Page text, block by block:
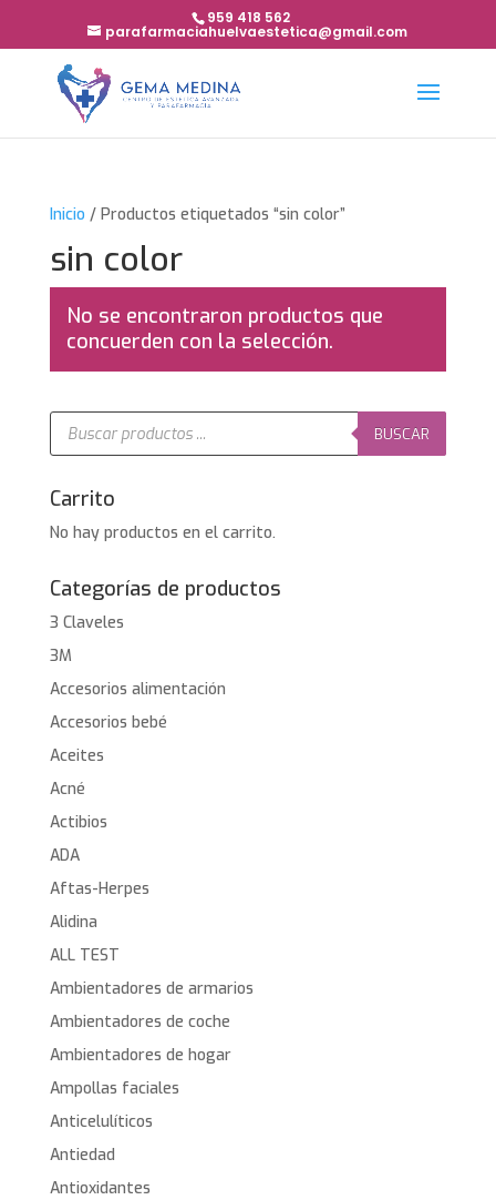
959 418 562
parafarmaciahuelvaestetica@gmail.com
Inicio / Productos etiquetados “sin color”
sin color
No se encontraron productos que
concuerden con la selección.
Búsqueda
productos
BUSCAR
Carrito
No hay productos en el carrito.
Categorías de productos
3 Claveles
3M
Accesorios alimentación
Accesorios bebé
Aceites
Acné
Actibios
ADA
Aftas-Herpes
Alidina
ALL TEST
Ambientadores de armarios
Ambientadores de coche
Ambientadores de hogar
Ampollas faciales
Anticelulíticos
Antiedad
Antioxidantes